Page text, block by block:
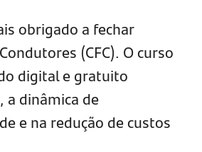
obrigado a fechar
(CFC). O curso
digital e gratuito
a dinâmica de
e na redução de custos